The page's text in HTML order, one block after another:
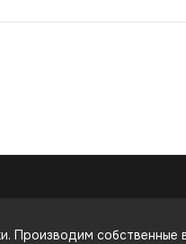
Производим собственные